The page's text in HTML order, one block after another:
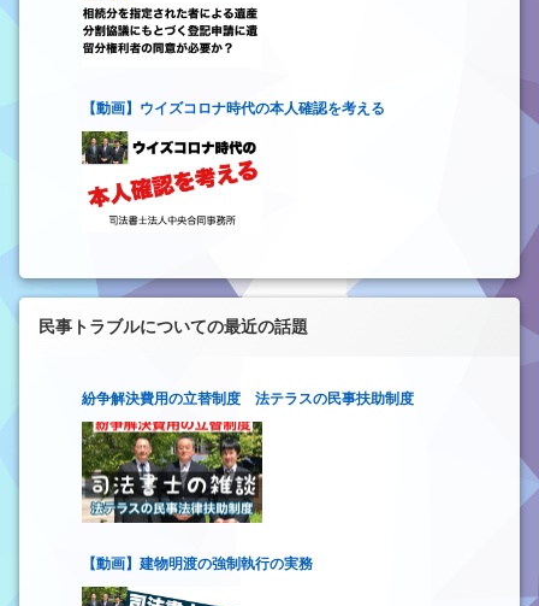
【動画】ウイズコロナ時代の本人確認を考える
民事トラブルについての最近の話題
紛争解決費用の立替制度 法テラスの民事扶助制度
【動画】建物明渡の強制執行の実務